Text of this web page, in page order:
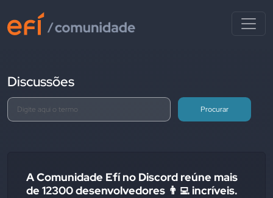
Discussões
Procurar
A Comunidade Efí no Discord reúne mais
de 12300 desenvolvedores 👨‍💻 incríveis.